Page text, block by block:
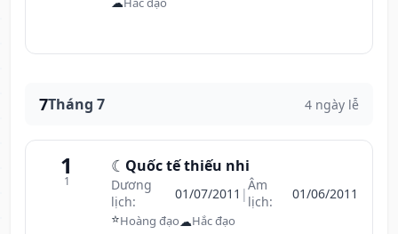
7Tháng 7 4 ngày lễ
1
1
☾ Quốc tế thiếu nhi
Dương
lịch:
01/07/2011 |Âm
lịch:
01/06/2011
⭐Hoàng đạo☁Hắc đạo